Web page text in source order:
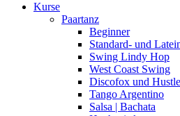
Kurse
Paartanz
Beginner
Standard- und
Swing Lindy Hop
West Coast Swing
Discofox und Hustle
Tango Argentino
Salsa | Bachata